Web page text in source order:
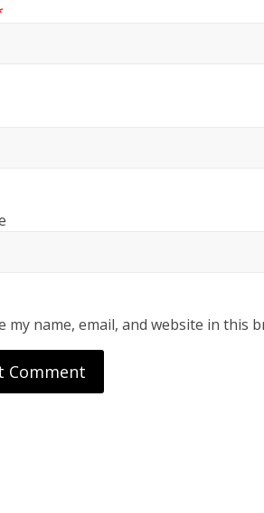
my name, email, and website in this